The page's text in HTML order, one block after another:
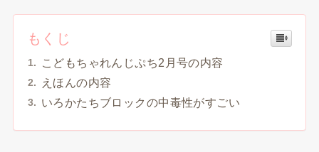
もくじ
こどもちゃれんじぷち2月号の内容
えほんの内容
いろかたちブロックの中毒性がすごい